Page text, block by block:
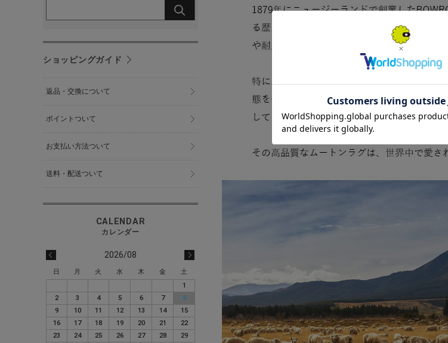
ショッピングガイド
返品・交換について
ポイントついて
お支払い方法ついて
送料・配送ついて
2026/08
日 月 火 水 木 金
土
1
2
3 4 5 6 7
8
9
10 11 12 13 14
15
16
17 18 19 20 21
22
23
24 25 26 27 28
29